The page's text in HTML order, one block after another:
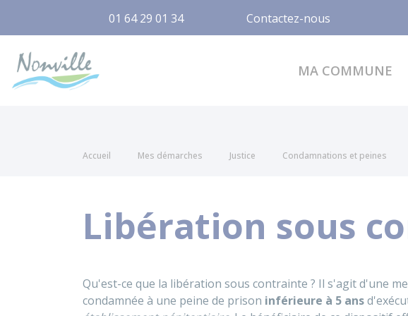
01 64 29 01 34 Contactez-nous
MA COMMUNE
Accueil Mes démarches Justice Condamnations et peines
Libération sous
Qu'est-ce que la libération sous contrainte ? Il s'agit d'une
condamnée à une peine de prison inférieure à 5 ans